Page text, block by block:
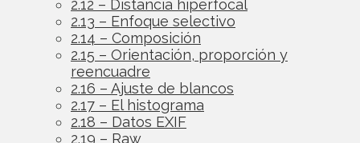
2.12 – Distancia hiperfocal
2.13 – Enfoque selectivo
2.14 – Composición
2.15 – Orientación, proporción y
reencuadre
2.16 – Ajuste de blancos
2.17 – El histograma
2.18 – Datos EXIF
2.19 – Raw